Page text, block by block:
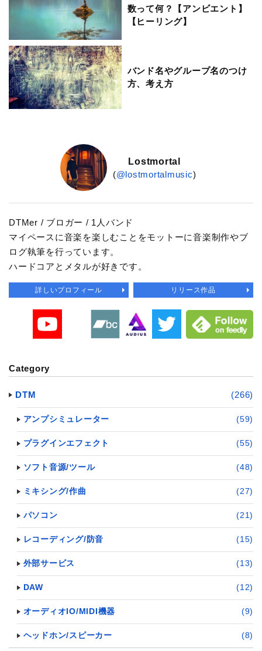
数って何？【アンビエント】
【ヒーリング】
バンド名やグループ名のつけ
方、考え方
Lostmortal
(@lostmortalmusic)
DTMer / ブロガー / 1人バンド
マイペースに音楽を楽しむことをモットーに音楽制作やブ
ログ執筆を行っています。
ハードコアとメタルが好きです。
詳しいプロフィール リリース作品
Category
DTM (266)
アンプシミュレーター (59)
プラグインエフェクト (55)
ソフト音源/ツール (48)
ミキシング/作曲 (27)
パソコン (21)
レコーディング/防音 (15)
外部サービス (13)
DAW (12)
オーディオIO/MIDI機器 (9)
ヘッドホン/スピーカー (8)